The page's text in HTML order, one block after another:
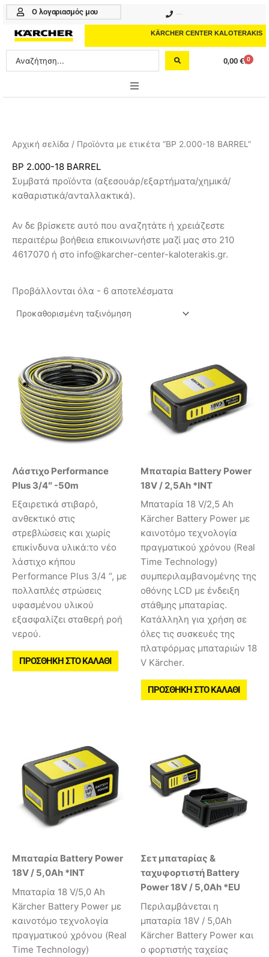
Μετάβαση
περιεχόμενο
Ο λογαριασμός μου
KÄRCHER CENTER KALOTERAKIS
Search
...
0,00 € 0
Cart
PROFESSIONAL
ΑΞΕΣΟΥΑΡ
ΥΠΗΡΕΣΙΕΣ-ΝΕΑ-ΛΥΣΕΙΣ
Αρχική σελίδα / Προϊόντα με ετικέτα “BP 2.000-18 BARREL”
BP 2.000-18 BARREL
Συμβατά προϊόντα (αξεσουάρ/εξαρτήματα/χημικά/
καθαριστικά/ανταλλακτικά).
Αν δε βρίσκετε αυτό που αναζητάτε ή χρειάζεστε
περαιτέρω βοήθεια επικοινωνήστε μαζί μας στο 210
4617070 ή στο info@karcher-center-kaloterakis.gr.
Προβάλλονται όλα - 6 αποτελέσματα
Λάστιχο Performance
Plus 3/4″ -50m
Εξαιρετικά στιβαρό,
ανθεκτικό στις
στρεβλώσεις και χωρίς
επικίνδυνα υλικά:το νέο
λάστιχο κήπου
Performance Plus 3/4 “, με
πολλαπλές στρώσεις
υφασμένου υλικού
εξασφαλίζει σταθερή ροή
νερού.
ΠΡΟΣΘΉΚΗ ΣΤΟ ΚΑΛΆΘΙ
Μπαταρία Battery Power
18V / 2,5Ah *INT
Mπαταρία 18 V/2,5 Ah
Kärcher Battery Power με
καινοτόμο τεχνολογία
πραγματικού χρόνου (Real
Time Technology)
συμπεριλαμβανομένης της
οθόνης LCD με ένδειξη
στάθμης μπαταρίας.
Κατάλληλη για χρήση σε
όλες τις συσκευές της
πλατφόρμας μπαταριών 18
V Kärcher.
ΠΡΟΣΘΉΚΗ ΣΤΟ ΚΑΛΆΘΙ
Μπαταρία Battery Power
18V / 5,0Ah *INT
Mπαταρία 18 V/5,0 Ah
Kärcher Battery Power με
καινοτόμο τεχνολογία
πραγματικού χρόνου (Real
Time Technology)
Σετ μπαταρίας &
ταχυφορτιστή Battery
Power 18V / 5,0Ah *EU
Περιλαμβάνεται η
μπαταρία 18V / 5,0Ah
Kärcher Battery Power και
ο φορτιστής ταχείας